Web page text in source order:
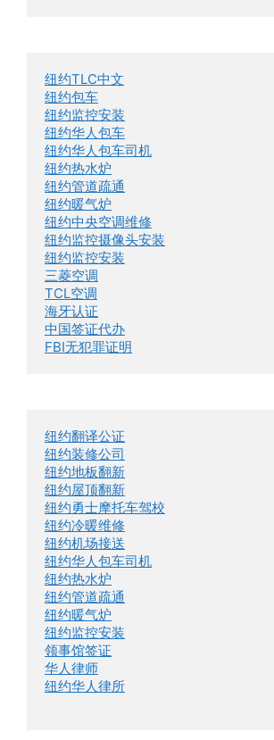
纽约TLC中文
纽约包车
纽约监控安装
纽约华人包车
纽约华人包车司机
纽约热水炉
纽约管道疏通
纽约暖气炉
纽约中央空调维修
纽约监控摄像头安装
纽约监控安装
三菱空调
TCL空调
海牙认证
中国签证代办
FBI无犯罪证明
纽约翻译公证
纽约装修公司
纽约地板翻新
纽约屋顶翻新
纽约勇士摩托车驾校
纽约冷暖维修
纽约机场接送
纽约华人包车司机
纽约热水炉
纽约管道疏通
纽约暖气炉
纽约监控安装
领事馆签证
华人律师
纽约华人律所